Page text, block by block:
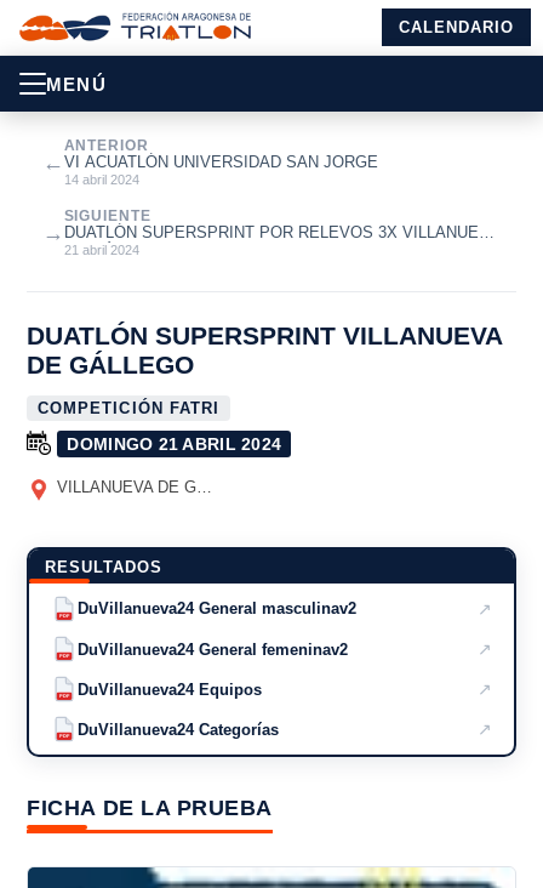
CALENDARIO
MENÚ
←
ANTERIOR
VI ACUATLÓN UNIVERSIDAD SAN JORGE
14 abril 2024
SIGUIENTE
DUATLÓN SUPERSPRINT POR RELEVOS 3X VILLANUEVA
DE GÁLLEGO
21 abril 2024
→
DUATLÓN SUPERSPRINT VILLANUEVA
DE GÁLLEGO
COMPETICIÓN FATRI
DOMINGO 21 ABRIL 2024
VILLANUEVA DE GÁLLEGO
RESULTADOS
PDF DuVillanueva24 General masculinav2 ↗
PDF DuVillanueva24 General femeninav2 ↗
PDF DuVillanueva24 Equipos ↗
PDF DuVillanueva24 Categorías ↗
FICHA DE LA PRUEBA